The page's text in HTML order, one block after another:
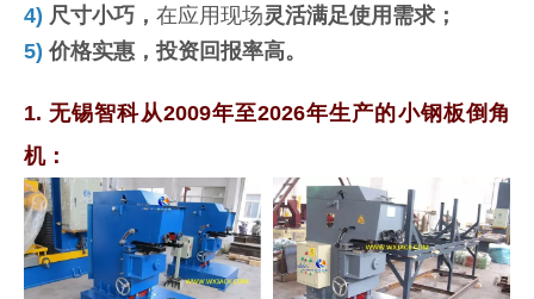
4) 尺寸小巧， 在应用现场灵活满足使用需求；
5) 价格实惠，投资回报率高。
1. 无锡智科从2009年至2026年生产的小钢板倒角
机：